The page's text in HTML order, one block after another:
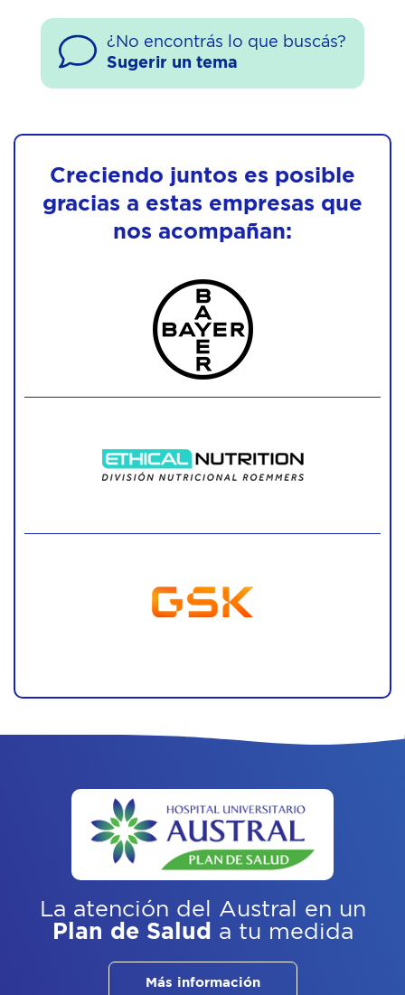
¿No encontrás lo que buscás?
Sugerir un tema
Creciendo juntos es posible
gracias a estas empresas que
nos acompañan:
La atención del Austral
en un
Plan de Salud a tu medida
Más información